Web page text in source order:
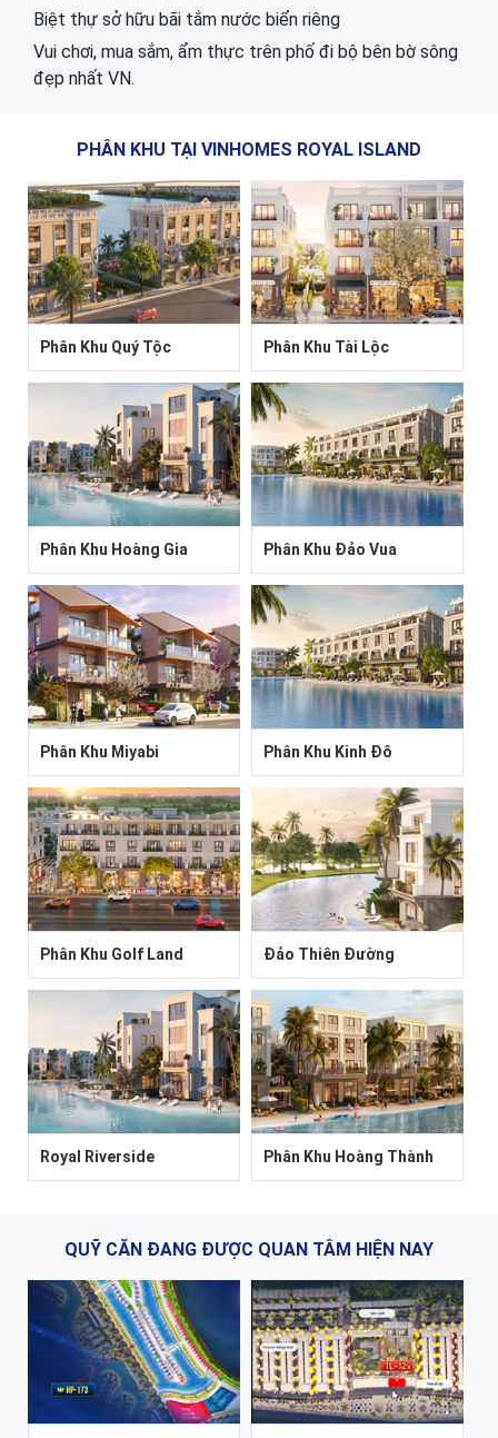
Biệt thự sở hữu bãi tắm nước biển riêng
Vui chơi, mua sắm, ẩm thực trên phố đi bộ bên bờ sông
đẹp nhất VN.
PHÂN KHU TẠI VINHOMES ROYAL ISLAND
Phân Khu Quý Tộc Phân Khu Tài Lộc
Phân Khu Hoàng Gia Phân Khu Đảo Vua
Phân Khu Miyabi Phân Khu Kinh Đô
Phân Khu Golf Land Đảo Thiên Đường
Royal Riverside Phân Khu Hoàng Thành
QUỸ CĂN ĐANG ĐƯỢC QUAN TÂM HIỆN NAY